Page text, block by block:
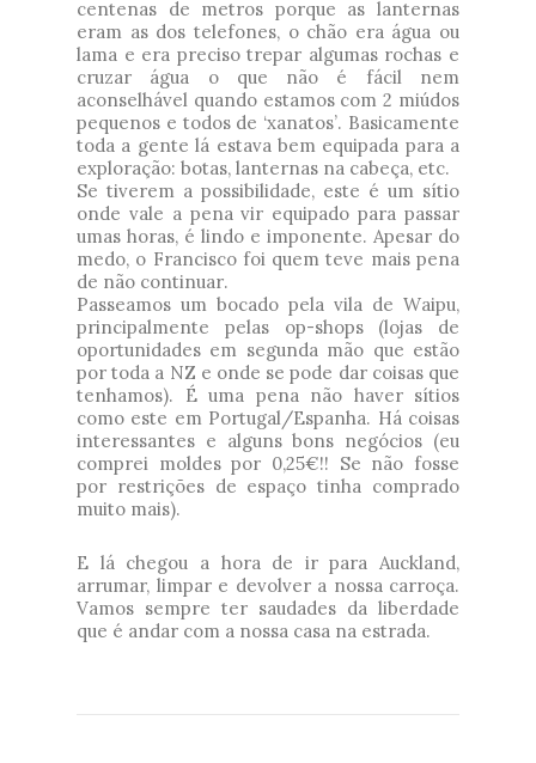
centenas de metros porque as lanternas
eram as dos telefones, o chão era água ou
lama e era preciso trepar algumas rochas e
cruzar água o que não é fácil nem
aconselhável quando estamos com 2 miúdos
pequenos e todos de ‘xanatos’. Basicamente
toda a gente lá estava bem equipada para a
exploração: botas, lanternas na cabeça, etc.
Se tiverem a possibilidade, este é um sítio
onde vale a pena vir equipado para passar
umas horas, é lindo e imponente. Apesar do
medo, o Francisco foi quem teve mais pena
de não continuar.
Passeamos um bocado pela vila de Waipu,
principalmente pelas op-shops (lojas de
oportunidades em segunda mão que estão
por toda a NZ e onde se pode dar coisas que
tenhamos). É uma pena não haver sítios
como este em Portugal/Espanha. Há coisas
interessantes e alguns bons negócios (eu
comprei moldes por 0,25€!! Se não fosse
por restrições de espaço tinha comprado
muito mais).
E lá chegou a hora de ir para Auckland,
arrumar, limpar e devolver a nossa carroça.
Vamos sempre ter saudades da liberdade
que é andar com a nossa casa na estrada.